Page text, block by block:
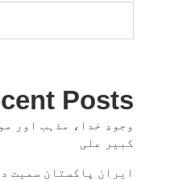
Posts
وجودِ خدا، مذہب اور
کبیر علی
ایران پاکستان سمیت